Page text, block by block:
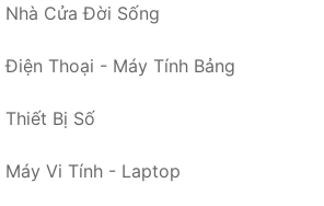
Nhà Cửa Đời Sống
Điện Thoại - Máy Tính Bảng
Thiết Bị Số
Máy Vi Tính - Laptop